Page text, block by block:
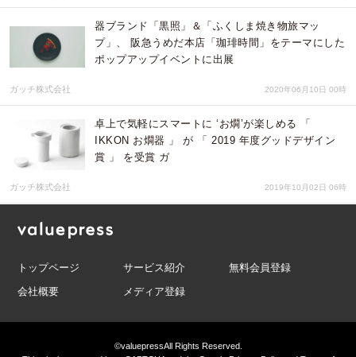
器ブランド「黒照」＆「ふくしま焼き物旅マッ
プ」、 阪急うめだ本店「珈琲時間」をテーマにした
ポップアップイベントに出展
ガッチ株式会社 2020年06月10日 00時
卓上で気軽にスマートに ‘お燗’が楽しめる 「
IKKON お燗器 」 が 「 2019 年度グッドデザイン
賞 」 を受賞 ガ
ガッチ株式会社 2019年10月02日 06時
トップページ サービス紹介
無料会員登録
会社概要
メディア登録
©valuepressAll Rights Reserved.